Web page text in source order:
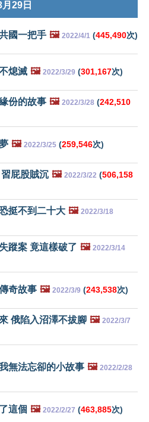
29日
國一把手 🖼️ 2022/4/1 (445,490次)
熄滅 🖼️ 2022/3/29 (301,167次)
份的故事 🖼️ 2022/3/28 (242,510
🖼️ 2022/3/25 (259,546次)
屁股賊沉 🖼️ 2022/3/22 (506,158
挺不到二十大 🖼️ 2022/3/18
蹤案 竟這樣破了 🖼️ 2022/3/14
奇故事 🖼️ 2022/3/9 (243,538次)
俄陷入沼澤不拔腳 🖼️ 2022/3/7
無法忘卻的小故事 🖼️ 2022/2/28
這個 🖼️ 2022/2/27 (463,885次)